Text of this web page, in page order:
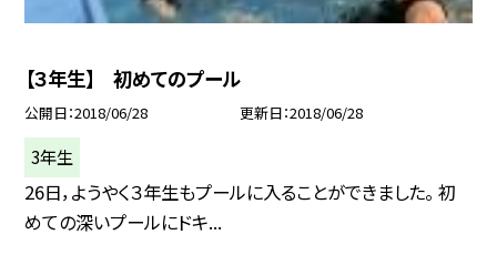
【３年生】 初めてのプール
公開日 2018/06/28 更新日 2018/06/28
3年生
26日，ようやく３年生もプールに入ることができました。 初
めての深いプールにドキ...